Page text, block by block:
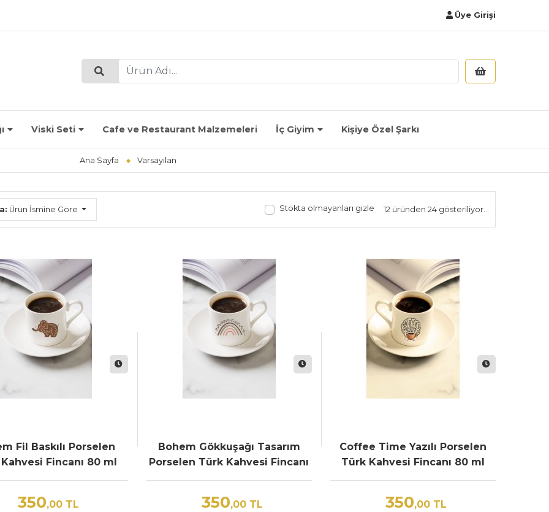
Üye Girişi
Viski Seti Cafe ve Restaurant Malzemeleri İç Giyim Kişiye Özel Şarkı
Ana Sayfa Varsayılan
Ürün İsmine Göre Stokta olmayanları gizle 12 üründen 24 gösteriliyor...
Fil Baskılı Porselen
Fincanı 80 ml
350,00TL
Bohem Gökkuşağı Tasarım
Porselen Türk Kahvesi Fincanı
80 ml
350,00TL
Coffee Time Yazılı Porselen
Türk Kahvesi Fincanı 80 ml
350,00TL